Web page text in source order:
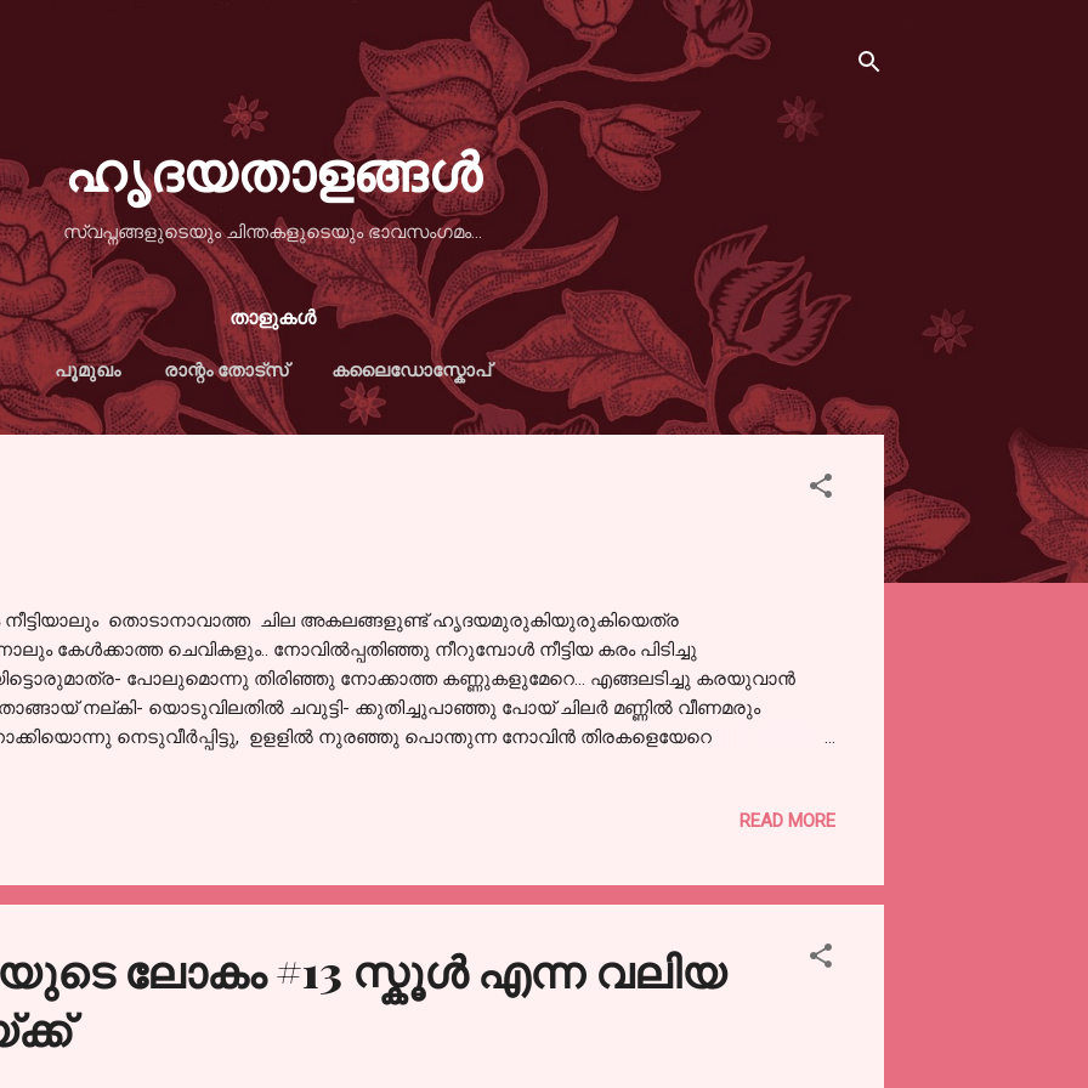
ഹൃദയതാളങ്ങള്‍
സ്വപ്നങ്ങളുടെയും ചിന്തകളുടെയും ഭാവസംഗമം...
താളുകള്‍
പൂമുഖം രാന്റം തോട്സ് കലൈഡോസ്കോപ്
തൊടാനാവാത്ത ചില അകലങ്ങളുണ്ട് ഹൃദയമുരുകിയുരുകിയെത്ര
കേൾക്കാത്ത ചെവികളും.. നോവിൽപ്പതിഞ്ഞു നീറുമ്പോൾ നീട്ടിയ കരം പിടിച്ചു
പോലുമൊന്നു തിരിഞ്ഞു നോക്കാത്ത കണ്ണുകളുമേറെ... എങ്ങലടിച്ചു കരയുവാൻ
നല്കി- യൊടുവിലതിൽ ചവുട്ടി- ക്കുതിച്ചുപാഞ്ഞു പോയ് ചിലർ മണ്ണിൽ വീണമരും
നെടുവീർപ്പിട്ടു, ഉളളിൽ നുരഞ്ഞു പൊന്തുന്ന നോവിൻ തിരകളെയേറെ
ഞാനെൻ മന്ദഹാസത്താലെ... പുലരി തൻ പ്രഭയിൽ മിന്നിത്തി- ളങ്ങി വജ്രം പോലെൻ കണ്ണിലതു
READ MORE
ലോകം #13 സ്കൂൾ എന്ന വലിയ